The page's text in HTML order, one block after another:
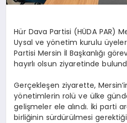
Hür Dava Partisi (HÜDA PAR)
Uysal ve yönetim kurulu
Partisi Mersin İl Başkanlığı
hayırlı olsun ziyaretinde
Gerçekleşen ziyarette,
yönetimlerin rolü ve ülke
gelişmeler ele alındı. İki parti
birliğinin sürdürülmesi